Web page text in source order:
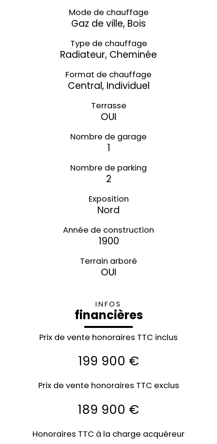
Mode de chauffage
Gaz de ville, Bois
Type de chauffage
Radiateur, Cheminée
Format de chauffage
Central, Individuel
Terrasse
OUI
Nombre de garage
1
Nombre de parking
2
Exposition
Nord
Année de construction
1900
Terrain arboré
OUI
INFOS
financières
Prix de vente honoraires TTC inclus
199 900 €
Prix de vente honoraires TTC exclus
189 900 €
Honoraires TTC à la charge acquéreur